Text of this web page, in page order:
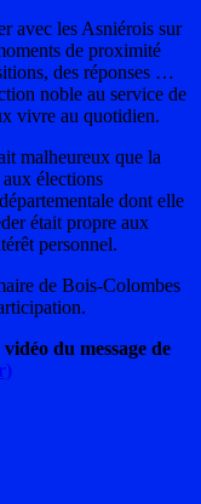
avec les Asniérois sur
de proximité
des réponses …
noble au service de
vivre au quotidien.
malheureux que la
élections
dont elle
était propre aux
personnel.
de Bois-Colombes
du message de